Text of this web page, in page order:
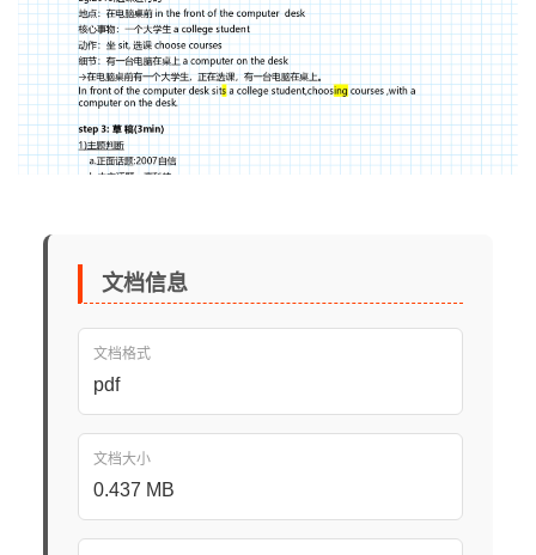
文档信息
文档格式
pdf
文档大小
0.437 MB